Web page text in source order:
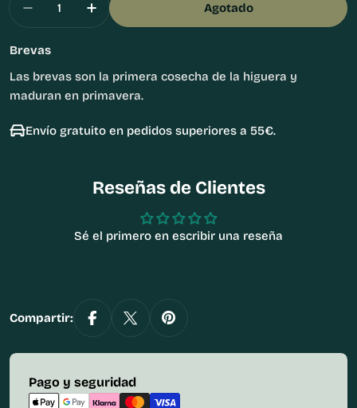
Disminuir Cantidad Para Brevas
Aumentar Cantidad Para Brevas
Agotado
Brevas
Las brevas son la primera cosecha de la higuera y
maduran en primavera.
Envío gratuito en pedidos superiores a 55€.
Reseñas de Clientes
Sé el primero en escribir una reseña
Compartir:
Pago y seguridad
Métodos
de